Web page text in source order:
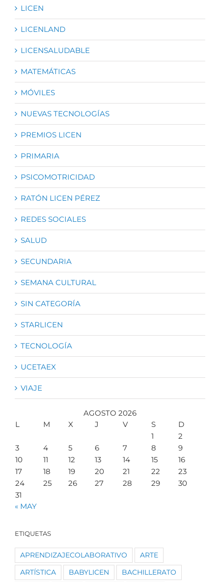
LICEN
LICENLAND
LICENSALUDABLE
MATEMÁTICAS
MÓVILES
NUEVAS TECNOLOGÍAS
PREMIOS LICEN
PRIMARIA
PSICOMOTRICIDAD
RATÓN LICEN PÉREZ
REDES SOCIALES
SALUD
SECUNDARIA
SEMANA CULTURAL
SIN CATEGORÍA
STARLICEN
TECNOLOGÍA
UCETAEX
VIAJE
AGOSTO 2026
L
M X J V S
D
1
2
3
4 5 6 7 8
9
10
11 12 13 14 15
16
17
18 19 20 21 22
23
24
25 26 27 28 29
30
31
« MAY
ETIQUETAS
APRENDIZAJECOLABORATIVO ARTE
ARTÍSTICA BABYLICEN BACHILLERATO